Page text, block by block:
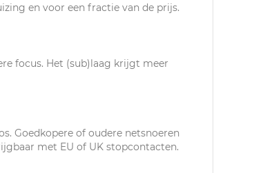
en voor een fractie van de prijs.
focus. Het (sub)laag krijgt meer
Goedkopere of oudere netsnoeren
met EU of UK stopcontacten.